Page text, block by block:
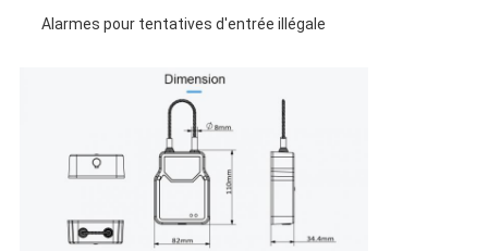
Alarmes pour tentatives d'entrée illégale